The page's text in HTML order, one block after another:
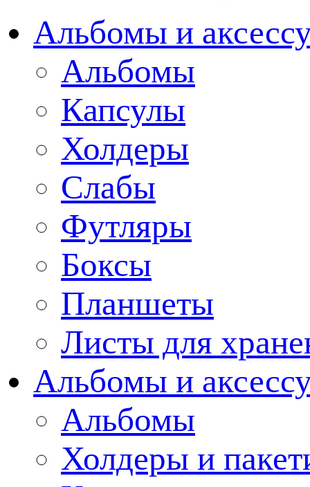
Альбомы и
Альбомы
Капсулы
Холдеры
Слабы
Футляры
Боксы
Планшеты
Листы для
Альбомы и
Альбомы
Холдеры и